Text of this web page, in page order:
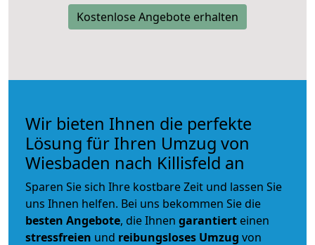
Kostenlose Angebote erhalten
Wir bieten Ihnen die perfekte
Lösung für Ihren Umzug von
Wiesbaden nach Killisfeld an
Sparen Sie sich Ihre kostbare Zeit und lassen Sie
uns Ihnen helfen. Bei uns bekommen Sie die
besten Angebote, die Ihnen garantiert einen
stressfreien und reibungsloses Umzug von